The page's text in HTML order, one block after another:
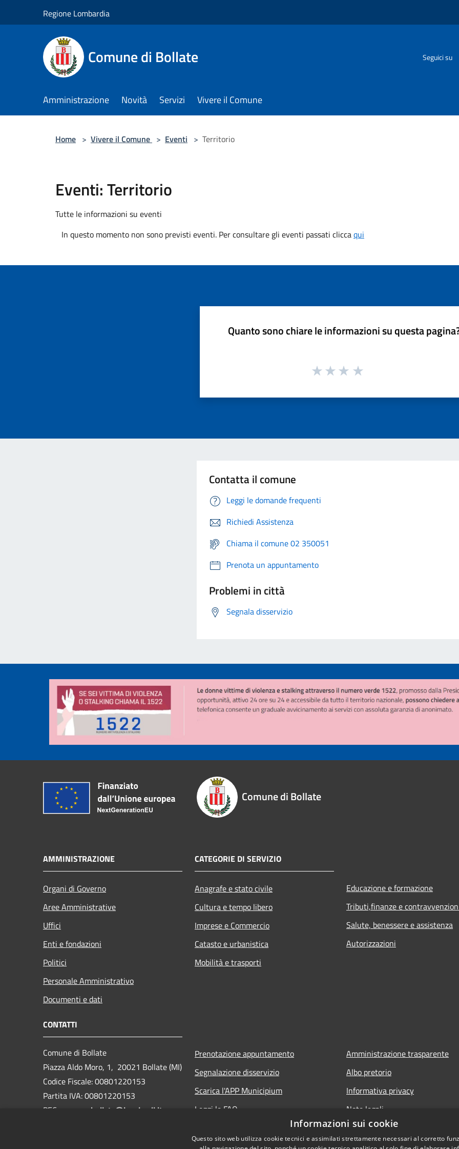
Regione Lombardia
Comune di Bollate Seguici su
Amministrazione Novità Servizi Vivere il Comune
Home > Vivere il Comune > Eventi > Territorio
Eventi: Territorio
Tutte le informazioni su eventi
In questo momento non sono previsti eventi. Per consultare gli eventi passati cliccaqui
Quanto sono chiare le informazioni su questa
Contatta il comune
Leggi le domande frequenti
Richiedi Assistenza
Chiama il comune 02 350051
Prenota un appuntamento
Problemi in città
Segnala disservizio
Comune di Bollate
AMMINISTRAZIONE
Organi di Governo
Aree Amministrative
Uffici
Enti e fondazioni
Politici
Personale Amministrativo
Documenti e dati
CATEGORIE DI SERVIZIO
Anagrafe e stato civile
Cultura e tempo libero
Imprese e Commercio
Catasto e urbanistica
Mobilità e trasporti
Educazione e formazione
Tributi,finanze e
Salute, benessere e assistenza
Autorizzazioni
CONTATTI
Comune di Bollate
Piazza Aldo Moro, 1, 20021 Bollate (MI)
Codice Fiscale: 00801220153
Partita IVA: 00801220153
PEC:
comune.bollate@legalmail.it
Prenotazione appuntamento
Segnalazione disservizio
Scarica l'APP Municipium
Leggi le FAQ
Webmail
Amministrazione trasparente
Albo pretorio
Informativa privacy
Note legali
Dichiarazione di accessibilità
Informazioni sui cookie
Questo sito web utilizza cookie tecnici e assimilati strettamente necessari al corretto